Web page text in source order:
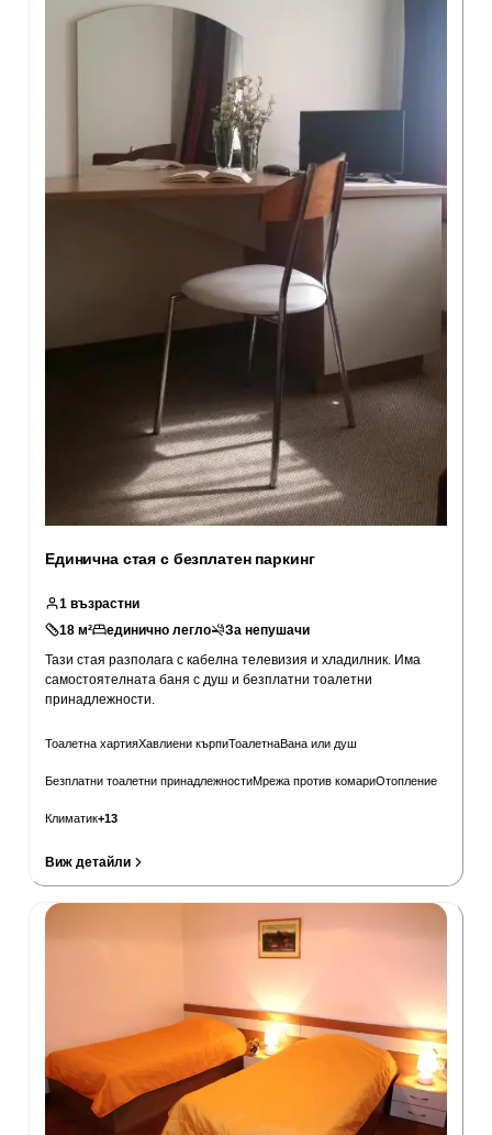
Единична стая с безплатен паркинг
1 възрастни
18 м² единично легло За непушачи
Тази стая разполага с кабелна телевизия и хладилник. Има
самостоятелната баня с душ и безплатни тоалетни
принадлежности.
Тоалетна хартияХавлиени кърпиТоалетнаВана или душ
Безплатни тоалетни принадлежностиМрежа против комариОтопление
Климатик+13
Виж детайли